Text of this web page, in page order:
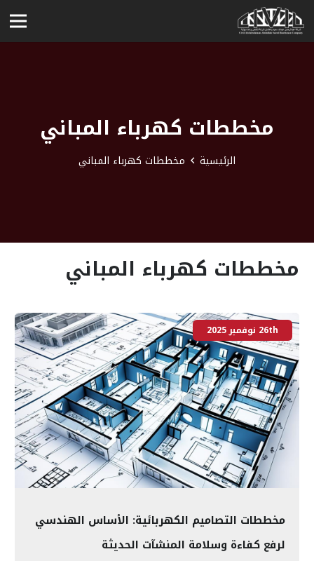
مخططات كهرباء المباني
الرئيسية مخططات كهرباء المباني
مخططات كهرباء المباني
مخططات التصاميم الكهربائية: الأساس الهندسي
لرفع كفاءة وسلامة المنشآت الحديثة
26th نوفمبر 2025